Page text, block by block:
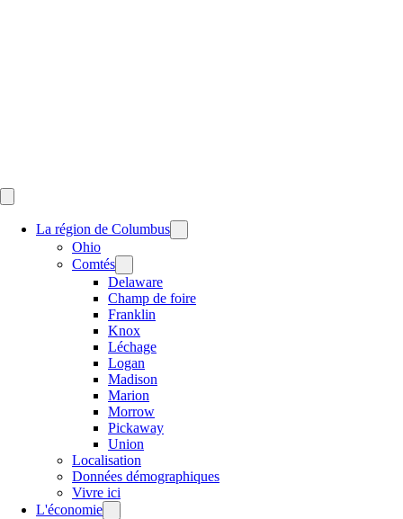
La région de Columbus
Ohio
Comtés
Delaware
Champ de foire
Franklin
Knox
Léchage
Logan
Madison
Marion
Morrow
Pickaway
Union
Localisation
Données démographiques
Vivre ici
L'économie